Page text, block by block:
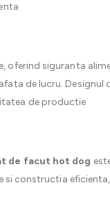
oferind siguranta
de lucru. Designul
de productie
de facut hot dog
si constructia